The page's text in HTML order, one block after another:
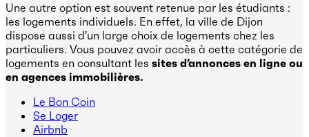
Une autre option est souvent retenue par les étudiants :
les logements individuels. En effet, la ville de Dijon
dispose aussi d’un large choix de logements chez les
particuliers. Vous pouvez avoir accès à cette catégorie de
logements en consultant les sites d’annonces en ligne ou
en agences immobilières.
Le Bon Coin
Se Loger
Airbnb